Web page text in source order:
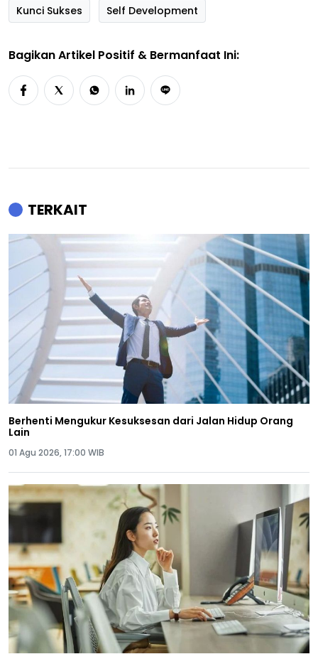
Kunci Sukses Self Development
Bagikan Artikel Positif & Bermanfaat Ini:
TERKAIT
Berhenti Mengukur Kesuksesan dari Jalan Hidup Orang
Lain
01 Agu 2026, 17:00 WIB